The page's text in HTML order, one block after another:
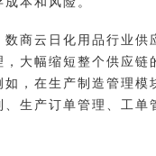
数商云日化用品行业供
，大幅缩短整个供应链
如，在生产制造管理模
、生产订单管理、工单